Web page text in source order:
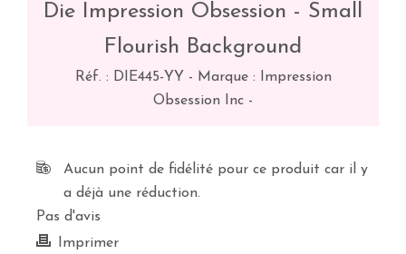
Die Impression Obsession - Small
Flourish Background
Réf. : DIE445-YY - Marque : Impression
Obsession Inc -
Aucun point de fidélité pour ce produit car il y
a déjà une réduction.
Pas d'avis
Imprimer